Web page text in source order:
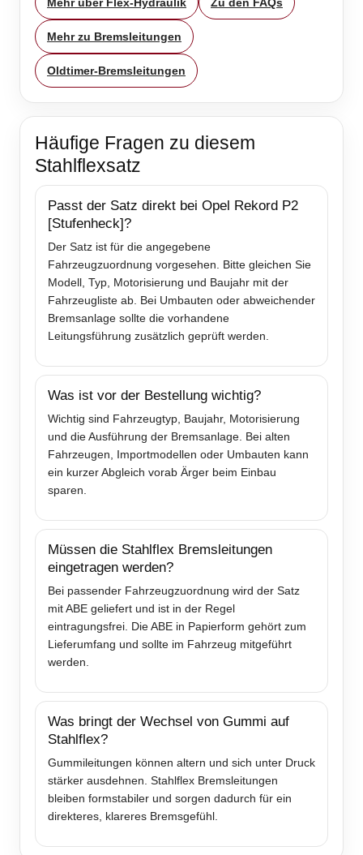
Mehr zu Bremsleitungen
Oldtimer-Bremsleitungen
Häufige Fragen zu diesem
Stahlflexsatz
Passt der Satz direkt bei Opel Rekord P2
[Stufenheck]?
Der Satz ist für die angegebene
Fahrzeugzuordnung vorgesehen. Bitte gleichen Sie
Modell, Typ, Motorisierung und Baujahr mit der
Fahrzeugliste ab. Bei Umbauten oder abweichender
Bremsanlage sollte die vorhandene
Leitungsführung zusätzlich geprüft werden.
Was ist vor der Bestellung wichtig?
Wichtig sind Fahrzeugtyp, Baujahr, Motorisierung
und die Ausführung der Bremsanlage. Bei alten
Fahrzeugen, Importmodellen oder Umbauten kann
ein kurzer Abgleich vorab Ärger beim Einbau
sparen.
Müssen die Stahlflex Bremsleitungen
eingetragen werden?
Bei passender Fahrzeugzuordnung wird der Satz
mit ABE geliefert und ist in der Regel
eintragungsfrei. Die ABE in Papierform gehört zum
Lieferumfang und sollte im Fahrzeug mitgeführt
werden.
Was bringt der Wechsel von Gummi auf
Stahlflex?
Gummileitungen können altern und sich unter Druck
stärker ausdehnen. Stahlflex Bremsleitungen
bleiben formstabiler und sorgen dadurch für ein
direkteres, klareres Bremsgefühl.